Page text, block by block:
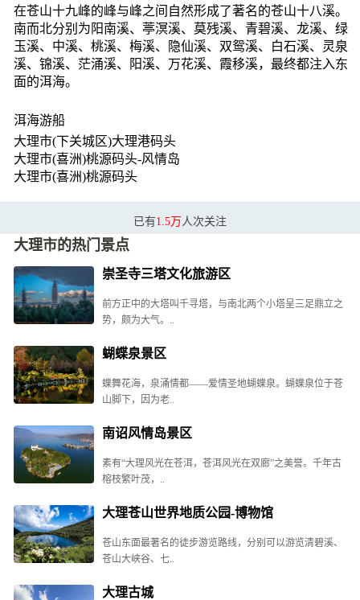
在苍山十九峰的峰与峰之间自然形成了著名的苍山十八溪。
南而北分别为阳南溪、葶溟溪、莫残溪、青碧溪、龙溪、绿
玉溪、中溪、桃溪、梅溪、隐仙溪、双鸳溪、白石溪、灵泉
溪、锦溪、茫涌溪、阳溪、万花溪、霞移溪，最终都注入东
面的洱海。
洱海游船
大理市(下关城区)大理港码头
大理市(喜洲)桃源码头-风情岛
大理市(喜洲)桃源码头
已有1.5万人次关注
大理市的热门景点
崇圣寺三塔文化旅游区
前方正中的大塔叫千寻塔，与南北两个小塔呈三足鼎立之
势，颇为大气。..
蝴蝶泉景区
蝶舞花海，泉涌情都——爱情圣地蝴蝶泉。蝴蝶泉位于苍
山脚下，因为老..
南诏风情岛景区
素有“大理风光在苍洱，苍洱风光在双廊”之美誉。千年古
榕枝繁叶茂，..
大理苍山世界地质公园-博物馆
苍山东面最著名的徒步游览路线，分别可以游览清碧溪、
苍山大峡谷、七..
大理古城